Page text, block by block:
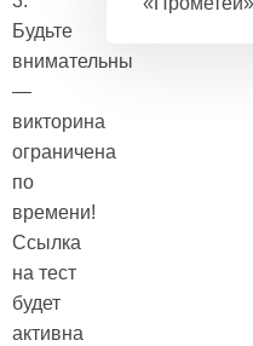
Будьте
внимательны
—
викторина
ограничена
по
времени!
Ссылка
на тест
будет
активна